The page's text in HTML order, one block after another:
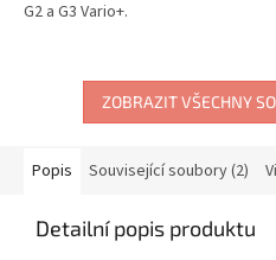
G2 a G3 Vario+.
ZOBRAZIT VŠECHNY
Popis Související soubory (2)
Detailní popis produktu